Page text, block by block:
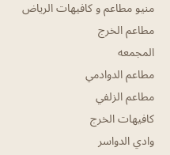
منيو مطاعم و كافيهات الرياض
مطاعم الخرج
المجمعه
مطاعم الدوادمي
مطاعم الزلفي
كافيهات الخرج
وادي الدواسر